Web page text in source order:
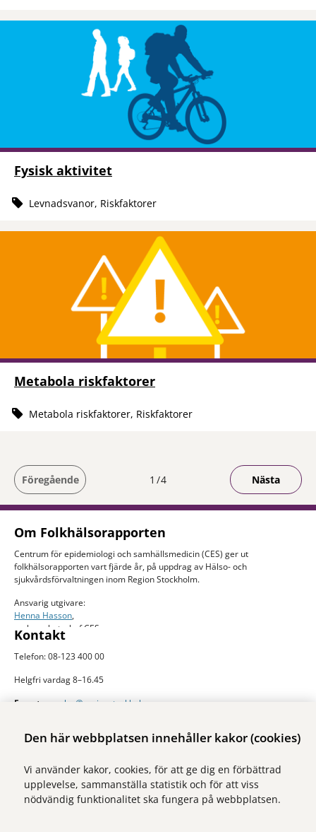
Den här webbplatsen innehåller kakor (cookies)
Vi använder kakor, cookies, för att ge dig en förbättrad
upplevelse, sammanställa statistik och för att viss
nödvändig funktionalitet ska fungera på webbplatsen.
Fysisk aktivitet
Levnadsvanor, Riskfaktorer
Metabola riskfaktorer
Metabola riskfaktorer, Riskfaktorer
Föregående Du är på sida
1 4 Nästa
Om Folkhälsorapporten
Centrum för epidemiologi och samhällsmedicin (CES) ger ut
folkhälsorapporten vart fjärde år, på uppdrag av Hälso- och
sjukvårdsförvaltningen inom Region Stockholm.
Ansvarig utgivare:
Henna Hasson,
verksamhetschef CES
Kontakt
Telefon: 08-123 400 00
Helgfri vardag 8–16.45
E-post:
ces.slso@regionstockholm.se
Mer folkhälsodata
Stockholms län. Sidan drivs av Centrum för epidemiologi och
samhällsmedicin inom Region Stockholm.
Besök webbplatsen